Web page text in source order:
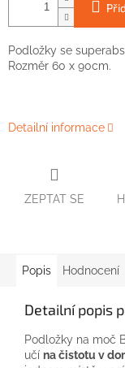
Podložky se
Rozměr 60 x 90cm.
Detailní informace
ZEPTAT SE
Popis Hodnocení
Detailní popis
Podložky na moč
učí na čistotu v